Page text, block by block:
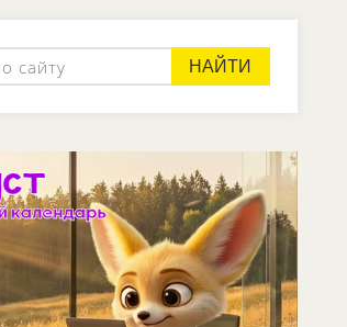
НАЙТИ